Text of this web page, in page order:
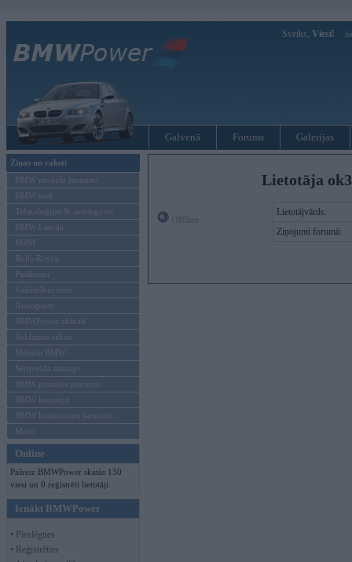
Sveiks, Viesi!
Galvenā Forums Galerijas
Ziņas un raksti
BMW modeļu jaunumi
BMW testi
Tehnoloģijas & sasniegumi
BMW Latvijā
MINI
Rolls-Royce
Pasākumi
Vadāmības tests
Autosports
BMWPower aktuāli
Reklāmas raksti
Mēneša BMW
Sērijveida tūnings
BMW pasaules jaunumi
BMW koncepti
BMW konkurentu jaunumi
Moto
Online
Pašreiz BMWPower skatās 130
viesi un 0 reģistrēti lietotāji.
Ienākt BMWPower
• Pieslēgties
• Reģistrēties
Lietotāja
Lietotājvārds:
Ziņojumi forumā: